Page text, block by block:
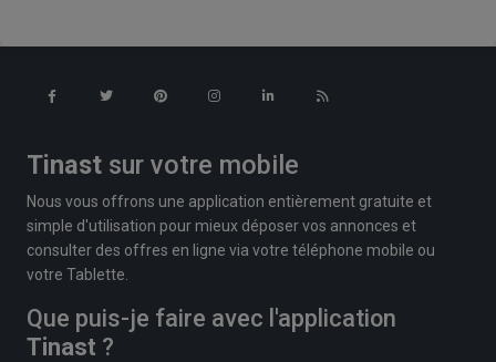
Tinast sur votre mobile
Nous vous offrons une application entièrement gratuite et
simple d'utilisation pour mieux déposer vos annonces et
consulter des offres en ligne via votre téléphone mobile ou
votre Tablette.
Que puis-je faire avec l'application
Tinast ?